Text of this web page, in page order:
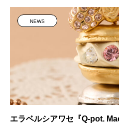
NEWS
エラベルシアワセ『Q-pot.